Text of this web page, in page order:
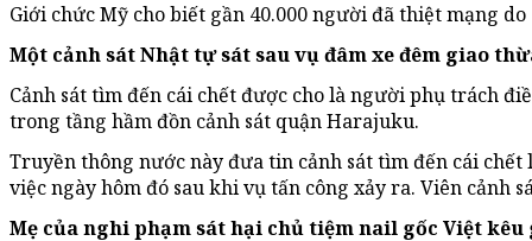
Giới chức Mỹ cho biết gần 40.000 người đã thiệt mạng
Một cảnh sát Nhật tự sát sau vụ đâm xe đêm giao
Cảnh sát tìm đến cái chết được cho là người phụ trách
trong tầng hầm đồn cảnh sát quận Harajuku.
Truyền thông nước này đưa tin cảnh sát tìm đến cái
việc ngày hôm đó sau khi vụ tấn công xảy ra. Viên
Mẹ của nghi phạm sát hại chủ tiệm nail gốc Việt kêu